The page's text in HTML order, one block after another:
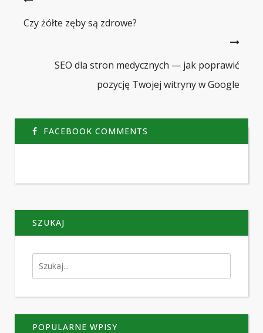
Czy żółte zęby są zdrowe?
SEO dla stron medycznych — jak poprawić
pozycję Twojej witryny w Google
FACEBOOK COMMENTS
SZUKAJ
POPULARNE WPISY